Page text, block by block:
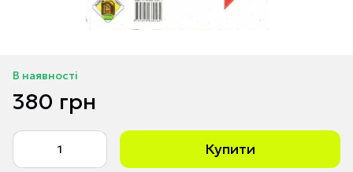
В наявності
380 грн
Купити